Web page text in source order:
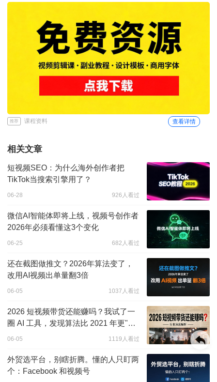
推荐 课程资料 查看详情
相关文章
短视频SEO：为什么海外创作者把
TikTok当搜索引擎用了？
06-28 926人看过
微信AI智能体即将上线，视频号创作者
2026年必须看懂这3个变化
06-25 682人看过
还在截图做推文？2026年算法变了，
改用AI视频出单量翻3倍
06-05 1037人看过
2026 短视频带货还能赚吗？我试了一
圈 AI 工具，发现算法比 2021 年更"公
平"了
06-05 1119人看过
外贸选平台，别瞎折腾。懂的人只盯两
个：Facebook 和视频号